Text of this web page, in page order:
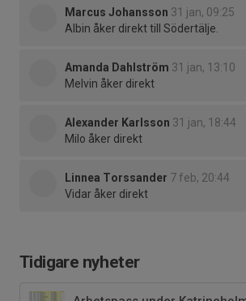
Marcus Johansson 31 jan, 09:25
Albin åker direkt till Södertälje.
Amanda Dahlström 31 jan, 13:10
Melvin åker direkt
Alexander Karlsson 31 jan, 18:44
Milo åker direkt
Linnea Torssander 7 feb, 20:44
Vidar åker direkt
Tidigare nyheter